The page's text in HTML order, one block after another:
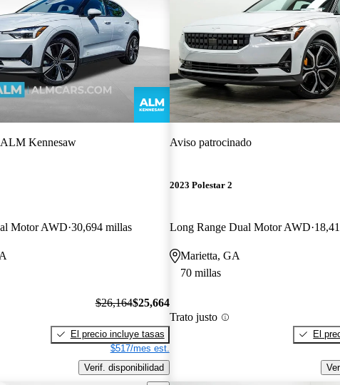
ALM Kennesaw
Motor AWD 30,694 millas
$26,164$25,664
El precio incluye tasas
$517/mes est.
Verif. disponibilidad
Aviso patrocinado
2023 Polestar 2
Long Range Dual Motor AWD
Marietta, GA
70 millas
Trato justo
El